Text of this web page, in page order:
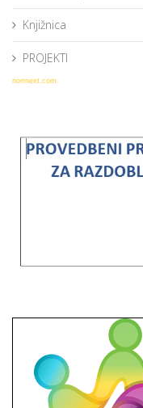
Knjižnica
PROJEKTI
norrnext.com